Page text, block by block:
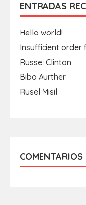
ENTRADAS
Hello world!
Insufficient order
Russel Clinton
Bibo Aurther
Rusel Misil
COMENTARIOS